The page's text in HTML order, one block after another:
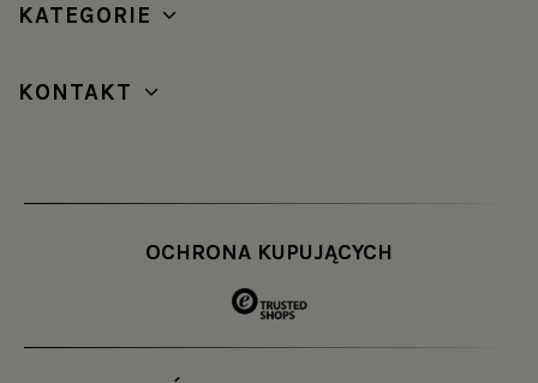
KATEGORIE
KONTAKT
OCHRONA KUPUJĄCYCH